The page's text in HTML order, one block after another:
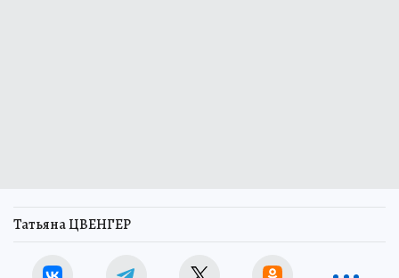
Татьяна ЦВЕНГЕР